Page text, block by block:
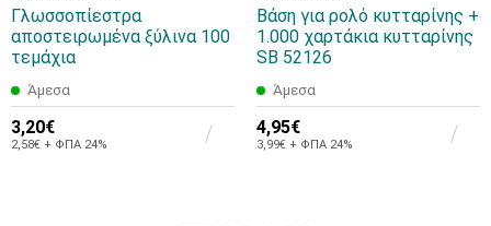
Γλωσσοπίεστρα
αποστειρωμένα ξύλινα 100
τεμάχια
Άμεσα
3,20€
2,58€ + ΦΠΑ 24%
Bάση για ρολό κυτταρίνης +
1.000 χαρτάκια κυτταρίνης
SB 52126
Άμεσα
4,95€
3,99€ + ΦΠΑ 24%